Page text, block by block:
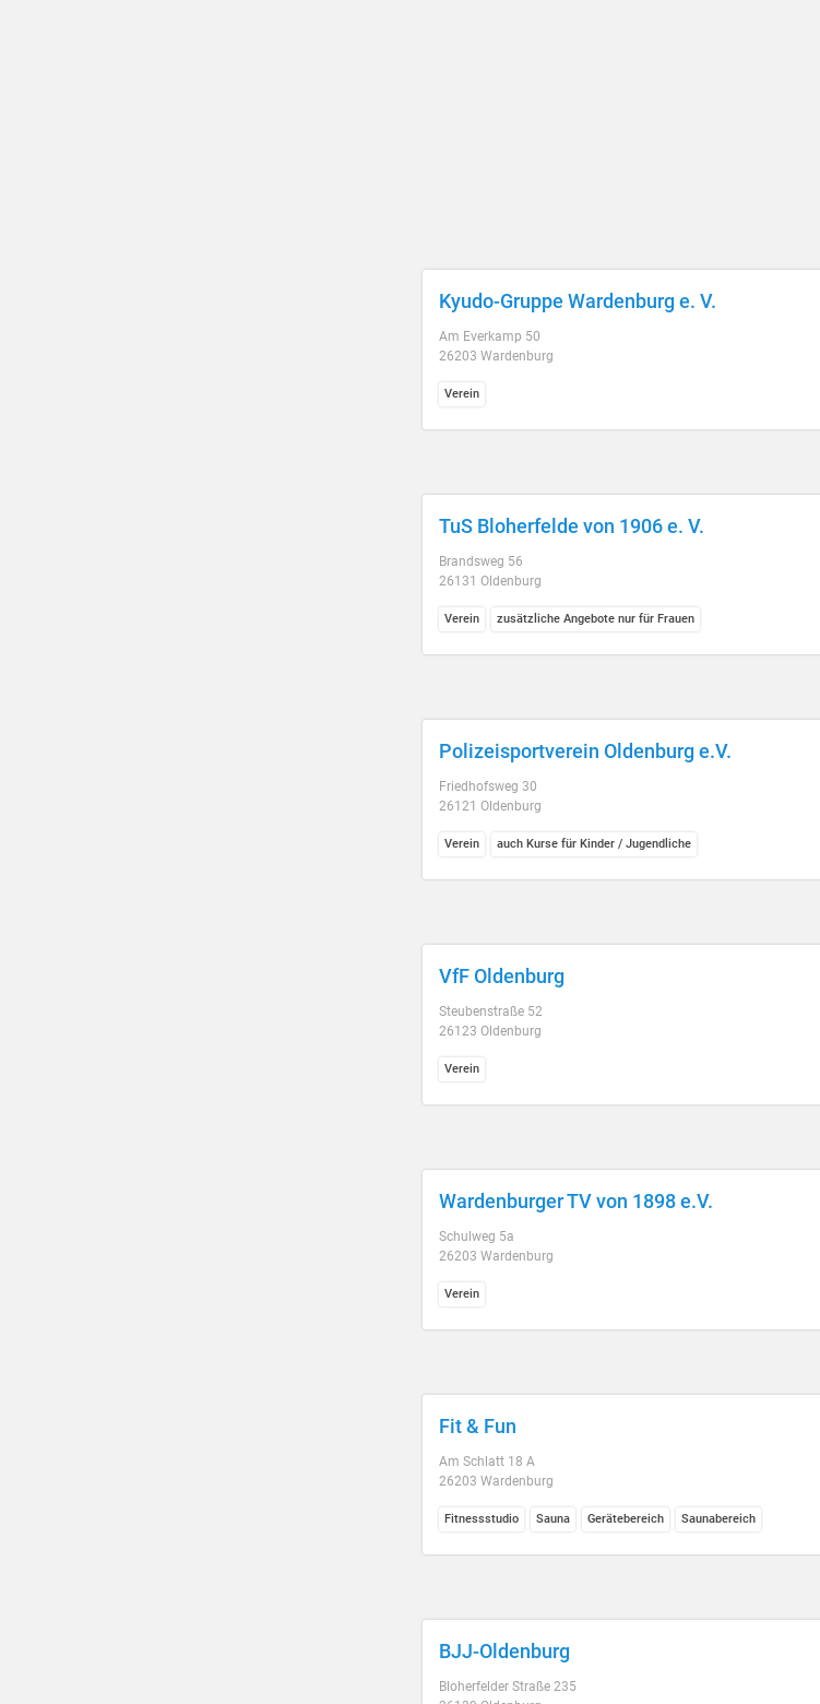
Kyudo-Gruppe Wardenburg e. V.
Am Everkamp 50
26203 Wardenburg
Verein
TuS Bloherfelde von 1906 e. V.
Brandsweg 56
26131 Oldenburg
Verein zusätzliche Angebote nur für Frauen
Polizeisportverein Oldenburg e.V.
Friedhofsweg 30
26121 Oldenburg
Verein auch Kurse für Kinder / Jugendliche
VfF Oldenburg
Steubenstraße 52
26123 Oldenburg
Verein
Wardenburger TV von 1898 e.V.
Schulweg 5a
26203 Wardenburg
Verein
Fit & Fun
Am Schlatt 18 A
26203 Wardenburg
Fitnessstudio Sauna Gerätebereich Saunabereich
BJJ-Oldenburg
Bloherfelder Straße 235